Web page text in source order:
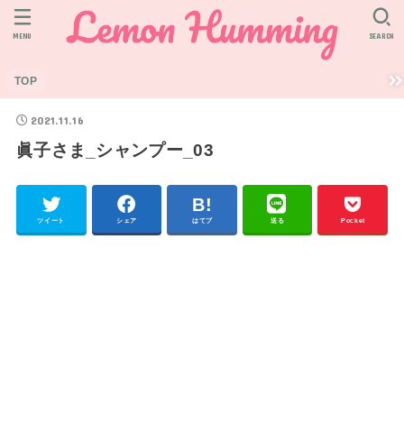
TOP
SEARCH
MENU
2021.11.16
眞子さま_シャンプー_03
ツイート シェア はてブ 送る Pocket